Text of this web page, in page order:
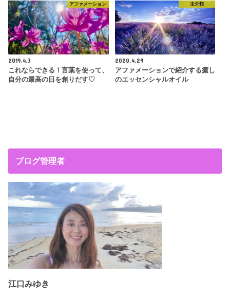
アファメーション
2019.4.3
これならできる！言葉を使って、
自分の最高の日を創りだす♡
未分類
2020.4.29
アファメーションで紹介する癒し
のエッセンシャルオイル
ブログ管理者
江口みゆき